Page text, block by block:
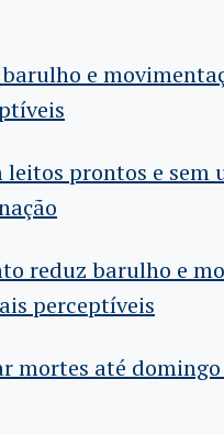
e
leitos prontos e sem
reduz barulho e
perceptíveis
mortes até